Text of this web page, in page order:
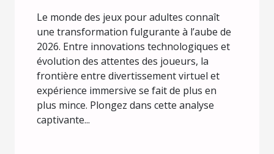
Le monde des jeux pour adultes connaît
une transformation fulgurante à l’aube de
2026. Entre innovations technologiques et
évolution des attentes des joueurs, la
frontière entre divertissement virtuel et
expérience immersive se fait de plus en
plus mince. Plongez dans cette analyse
captivante...